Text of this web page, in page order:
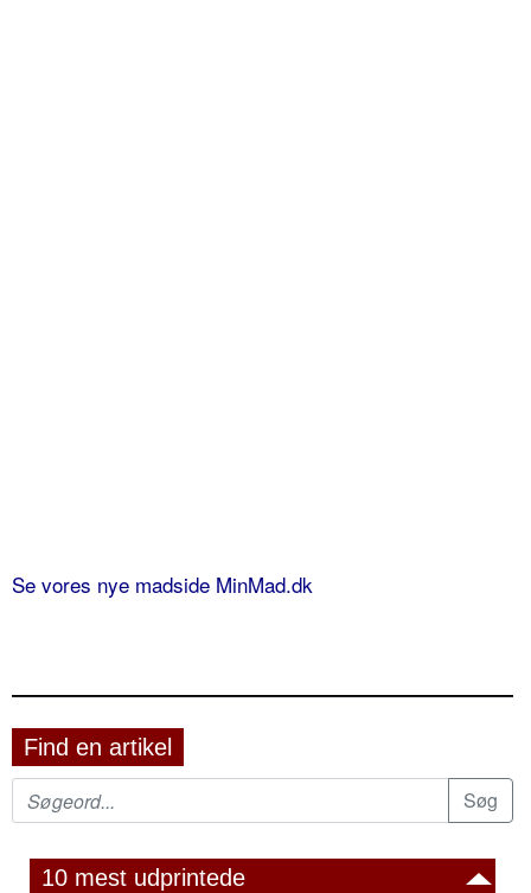
Se vores nye madside MinMad.dk
Find en artikel
10 mest udprintede